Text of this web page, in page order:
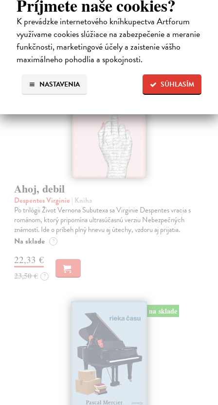
Príjmete naše cookies?
K prevádzke internetového kníhkupectva Artforum
využívame cookies slúžiace na zabezpečenie a meranie
funkčnosti, marketingové účely a zaistenie vášho
maximálneho pohodlia a spokojnosti.
SÚHLASÍM
NASTAVENIA
Na sklade ?
13,71 €
14,90 € ?
Ahoj, debil
Despentes Virginie | Kniha
Po trilógii Život Vernona Subutexa sa Virginie Despentes vracia s
románom, ktorý pripomína ultrasúčasnú verziu Nebezpečných
známostí. Ide o príbeh plný hnevu aj útechy, vzdoru aj prijatia.
Na sklade ?
22,33 €
23,50 € ?
na sklade